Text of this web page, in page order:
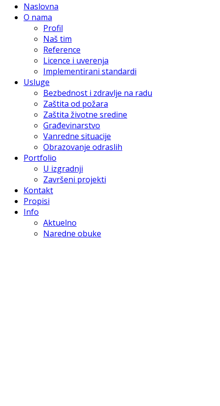
Naslovna
O nama
Profil
Naš tim
Reference
Licence i uverenja
Implementirani standardi
Usluge
Bezbednost i zdravlje na radu
Zaštita od požara
Zaštita životne sredine
Građevinarstvo
Vanredne situacije
Obrazovanje odraslih
Portfolio
U izgradnji
Završeni projekti
Kontakt
Propisi
Info
Aktuelno
Naredne obuke